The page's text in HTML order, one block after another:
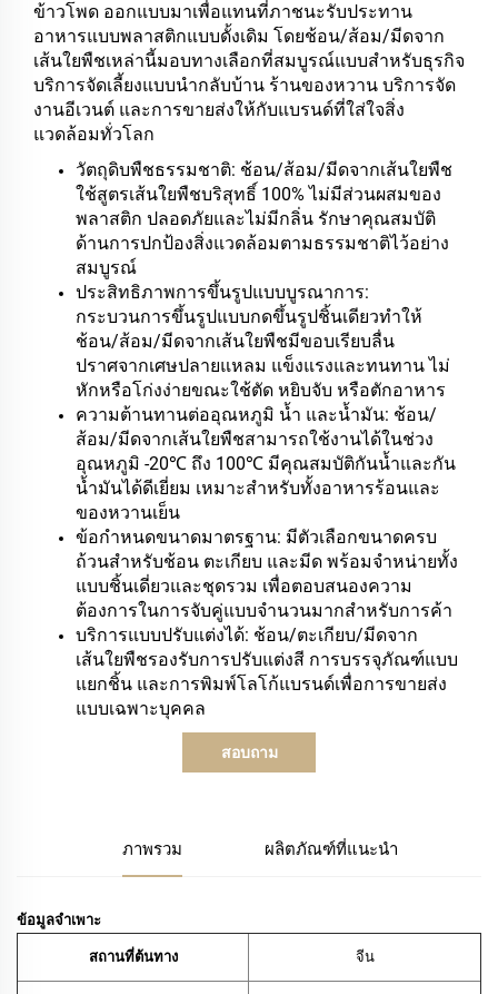
ข้าวโพด ออกแบบมาเพื่อแทนที่ภาชนะรับประทาน
อาหารแบบพลาสติกแบบดั้งเดิม โดยช้อน/ส้อม/มีดจาก
เส้นใยพืชเหล่านี้มอบทางเลือกที่สมบูรณ์แบบสำหรับธุรกิจ
บริการจัดเลี้ยงแบบนำกลับบ้าน ร้านของหวาน บริการจัด
งานอีเวนต์ และการขายส่งให้กับแบรนด์ที่ใส่ใจสิ่ง
แวดล้อมทั่วโลก
วัตถุดิบพืชธรรมชาติ: ช้อน/ส้อม/มีดจากเส้นใยพืช
ใช้สูตรเส้นใยพืชบริสุทธิ์ 100% ไม่มีส่วนผสมของ
พลาสติก ปลอดภัยและไม่มีกลิ่น รักษาคุณสมบัติ
ด้านการปกป้องสิ่งแวดล้อมตามธรรมชาติไว้อย่าง
สมบูรณ์
ประสิทธิภาพการขึ้นรูปแบบบูรณาการ:
กระบวนการขึ้นรูปแบบกดขึ้นรูปชิ้นเดียวทำให้
ช้อน/ส้อม/มีดจากเส้นใยพืชมีขอบเรียบลื่น
ปราศจากเศษปลายแหลม แข็งแรงและทนทาน ไม่
หักหรือโก่งง่ายขณะใช้ตัด หยิบจับ หรือตักอาหาร
ความต้านทานต่ออุณหภูมิ น้ำ และน้ำมัน: ช้อน/
ส้อม/มีดจากเส้นใยพืชสามารถใช้งานได้ในช่วง
อุณหภูมิ -20℃ ถึง 100℃ มีคุณสมบัติกันน้ำและกัน
น้ำมันได้ดีเยี่ยม เหมาะสำหรับทั้งอาหารร้อนและ
ของหวานเย็น
ข้อกำหนดขนาดมาตรฐาน: มีตัวเลือกขนาดครบ
ถ้วนสำหรับช้อน ตะเกียบ และมีด พร้อมจำหน่ายทั้ง
แบบชิ้นเดี่ยวและชุดรวม เพื่อตอบสนองความ
ต้องการในการจับคู่แบบจำนวนมากสำหรับการค้า
บริการแบบปรับแต่งได้: ช้อน/ตะเกียบ/มีดจาก
เส้นใยพืชรองรับการปรับแต่งสี การบรรจุภัณฑ์แบบ
แยกชิ้น และการพิมพ์โลโก้แบรนด์เพื่อการขายส่ง
แบบเฉพาะบุคคล
สอบถาม
ภาพรวม ผลิตภัณฑ์ที่แนะนำ
ข้อมูลจำเพาะ
สถานที่ต้นทาง จีน